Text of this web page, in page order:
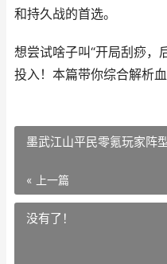
和持久战的首选。
想尝试啥子叫“开局刮痧，
投入！本篇带你综合解析
墨武江山平民零氪玩家阵
« 上一篇
没有了！